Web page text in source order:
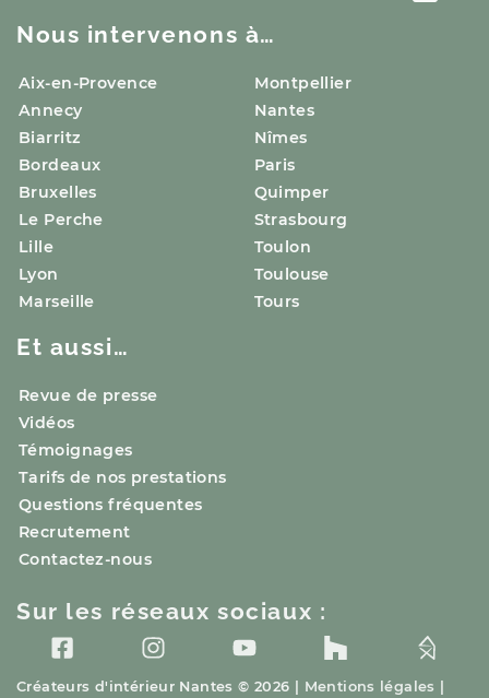
Nous intervenons à…
Aix-en-Provence
Annecy
Biarritz
Bordeaux
Bruxelles
Le Perche
Lille
Lyon
Marseille
Montpellier
Nantes
Nîmes
Paris
Quimper
Strasbourg
Toulon
Toulouse
Tours
Et aussi…
Revue de presse
Vidéos
Témoignages
Tarifs de nos prestations
Questions fréquentes
Recrutement
Contactez-nous
Créateurs d'intérieur Nantes © 2026 | Mentions légales
Sur les réseaux sociaux :